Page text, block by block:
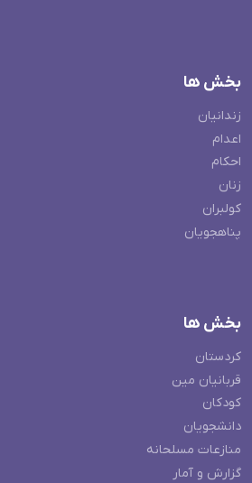
بخش ها
زندانیان
اعدام
احکام
زنان
کولبران
پناهجویان
بخش ها
کردستان
قربانیان مین
کودکان
دانشجویان
منازعات مسلحانه
گزارش و آمار